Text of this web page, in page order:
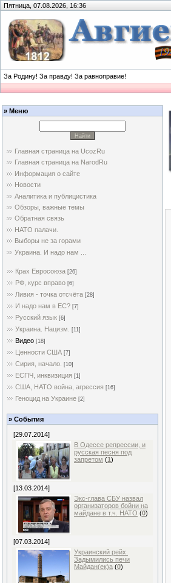
Пятница, 07.08.2026, 16:36
За Родину! За правду! За равноправие!
» Меню
Главная страница на UcozRu
Главная страница на NarodRu
Информация о сайте
Новости
Аналитика и публицистика
Обзоры, важные темы
Обратная связь
НАТО палачи.
Выборы не за горами
Украина. И надо нам ...
Крах Евросоюза [26]
РФ, курс вправо [6]
Ливия - точка отсчёта [28]
И надо нам в ЕС? [7]
Русский язык [6]
Украина. Нацизм. [11]
Видео [18]
Ценности США [7]
Сирия, начало. [10]
ЕСПЧ, инквизиция [1]
США, НАТО война, агрессия [16]
Геноцид на Украине [2]
» События
[29.07.2014]
В Одессе репрессии, и
русская песня под
запретом (1)
[13.03.2014]
Экс-глава СБУ назвал
организаторов бойни на
майдане в т.ч. НАТО (0)
[07.03.2014]
Украинский рейх.
Задымились печи
Майдан(ек)а (0)